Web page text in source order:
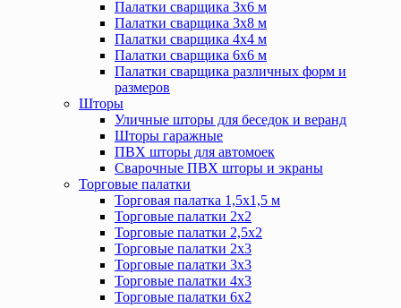
Палатки сварщика 3х6 м
Палатки сварщика 3х8 м
Палатки сварщика 4х4 м
Палатки сварщика 6х6 м
Палатки сварщика различных форм и
размеров
Шторы
Уличные шторы для беседок и веранд
Шторы гаражные
ПВХ шторы для автомоек
Сварочные ПВХ шторы и экраны
Торговые палатки
Торговая палатка 1,5х1,5 м
Торговые палатки 2х2
Торговые палатки 2,5х2
Торговые палатки 2х3
Торговые палатки 3х3
Торговые палатки 4х3
Торговые палатки 6х2